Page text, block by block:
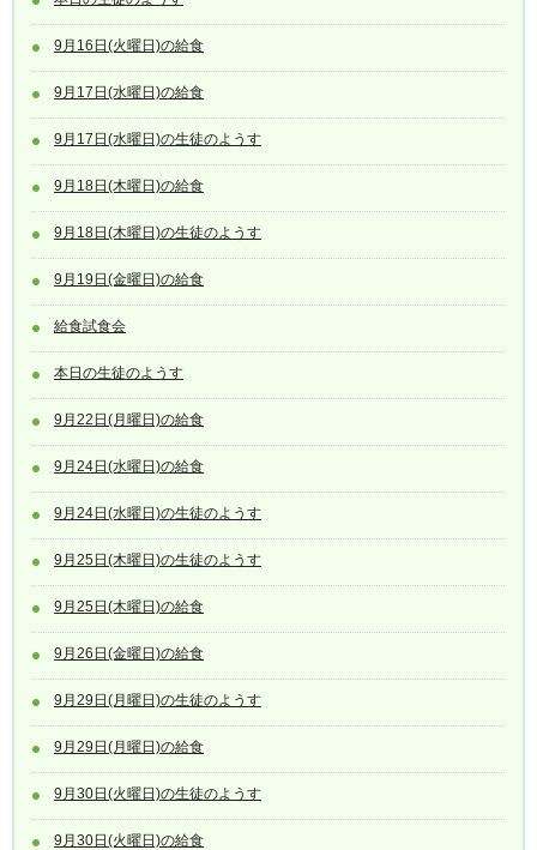
9月16日(火曜日)の給食
9月17日(水曜日)の給食
9月17日(水曜日)の生徒のようす
9月18日(木曜日)の給食
9月18日(木曜日)の生徒のようす
9月19日(金曜日)の給食
給食試食会
本日の生徒のようす
9月22日(月曜日)の給食
9月24日(水曜日)の給食
9月24日(水曜日)の生徒のようす
9月25日(木曜日)の生徒のようす
9月25日(木曜日)の給食
9月26日(金曜日)の給食
9月29日(月曜日)の生徒のようす
9月29日(月曜日)の給食
9月30日(火曜日)の生徒のようす
9月30日(火曜日)の給食